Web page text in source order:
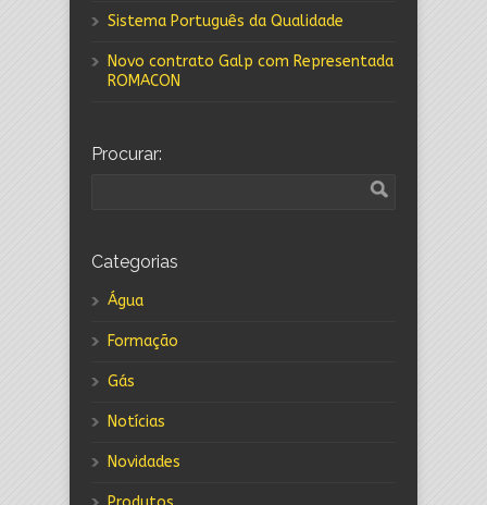
Sistema Português da Qualidade
Novo contrato Galp com Representada
ROMACON
Procurar:
Categorias
Água
Formação
Gás
Notícias
Novidades